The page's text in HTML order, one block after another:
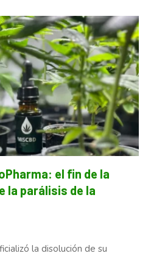
el fin de la
la parálisis de la
la disolución de su